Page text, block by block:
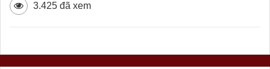
3.425 đã xem